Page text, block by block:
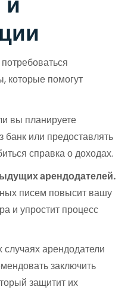
которые помогут
вы планируете
банк или предоставлять
справка о доходах.
арендодателей.
писем повысит вашу
и упростит процесс
случаях арендодатели
заключить
защитит их